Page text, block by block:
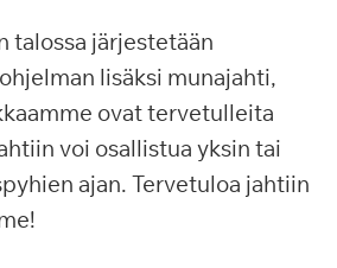
talossa järjestetään
lisäksi munajahti,
ovat tervetulleita
voi osallistua yksin tai
ajan. Tervetuloa jahtiin